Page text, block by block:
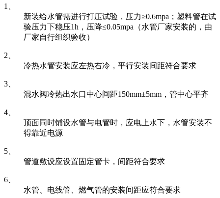
1、
新装给水管需进行打压试验，压力≥0.6mpa；塑料管在试
验压力下稳压1h，压降≤0.05mpa（水管厂家安装的，由
厂家自行组织验收）
2、
冷热水管安装应左热右冷，平行安装间距符合要求
3、
混水阀冷热出水口中心间距150mm±5mm，管中心平齐
4、
顶面同时铺设水管与电管时，应电上水下，水管安装不
得靠近电源
5、
管道敷设应设置固定管卡，间距符合要求
6、
水管、电线管、燃气管的安装间距应符合要求